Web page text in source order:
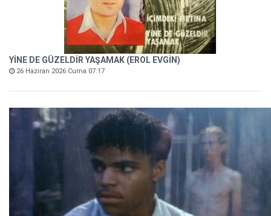
YİNE DE GÜZELDİR YAŞAMAK (EROL EVGİN)
26 Haziran 2026 Cuma 07:17